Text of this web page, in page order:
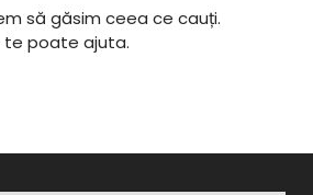
să găsim ceea ce cauți.
te poate ajuta.